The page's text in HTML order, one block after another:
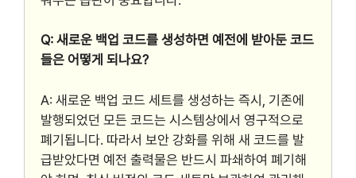
Q: 새로운 백업 코드를 생성하면 예전에 받아둔 코드
들은 어떻게 되나요?
A: 새로운 백업 코드 세트를 생성하는 즉시, 기존에
발행되었던 모든 코드는 시스템상에서 영구적으로
폐기됩니다. 따라서 보안 강화를 위해 새 코드를 발
급받았다면 예전 출력물은 반드시 파쇄하여 폐기해